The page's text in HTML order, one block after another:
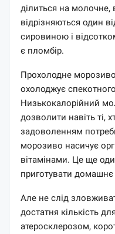
ділиться на молочне,
відрізняються один
сировиною і
є пломбір.
Прохолодне морозиво
охолоджує
Низькокалорійний
дозволити навіть ті,
задоволенням
морозиво насичує
вітамінами. Це ще
приготувати
Але не слід
достатня кількість
атеросклерозом,